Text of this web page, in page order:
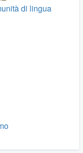
di lingua